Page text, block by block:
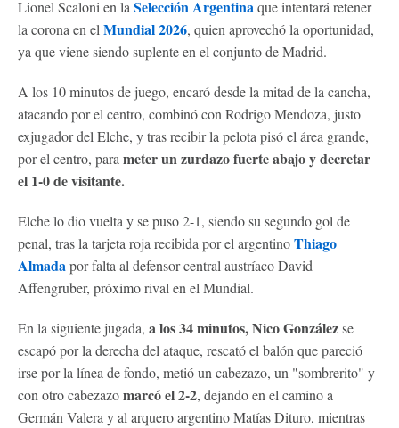
Lionel Scaloni en la Selección Argentinaque intentará retener
la corona en el Mundial 2026, quien aprovechó la oportunidad,
ya que viene siendo suplente en el conjunto de Madrid.
A los 10 minutos de juego, encaró desde la mitad de la cancha,
atacando por el centro, combinó con Rodrigo Mendoza, justo
exjugador del Elche, y tras recibir la pelota pisó el área grande,
por el centro, para meter un zurdazo fuerte abajo y decretar
el 1-0 de visitante.
Elche lo dio vuelta y se puso 2-1, siendo su segundo gol de
penal, tras la tarjeta roja recibida por el argentinoThiago
Almadapor falta al defensor central austríaco David
Affengruber, próximo rival en el Mundial.
En la siguiente jugada, a los 34 minutos, Nico Gonzálezse
escapó por la derecha del ataque, rescató el balón que pareció
irse por la línea de fondo, metió un cabezazo, un "sombrerito" y
con otro cabezazomarcó el 2-2, dejando en el camino a
Germán Valera y al arquero argentino Matías Dituro, mientras